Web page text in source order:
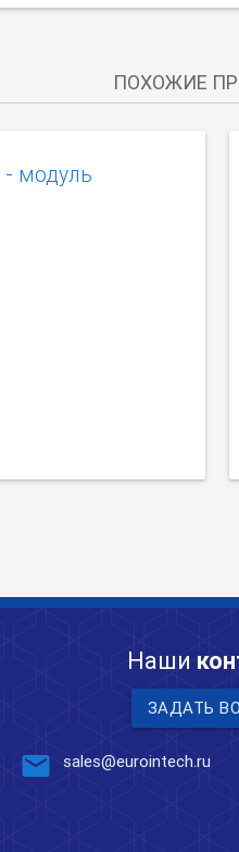
ПОХОЖИЕ
- модуль
Наши
ЗАДАТЬ
mail sales@eurointech.ru